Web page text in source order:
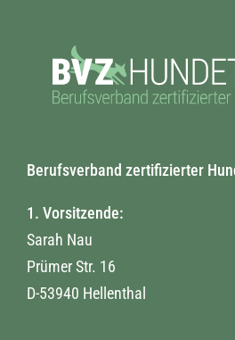
Berufsverband zertifizierter
1. Vorsitzende:
Sarah Nau
Prümer Str. 16
D-53940 Hellenthal